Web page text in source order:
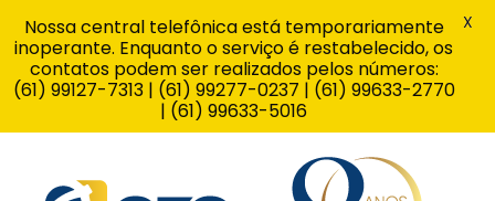
Nossa central telefônica está temporariamente
inoperante. Enquanto o serviço é restabelecido, os
contatos podem ser realizados pelos números:
(61) 99127-7313 | (61) 99277-0237 | (61) 99633-2770
| (61) 99633-5016
X